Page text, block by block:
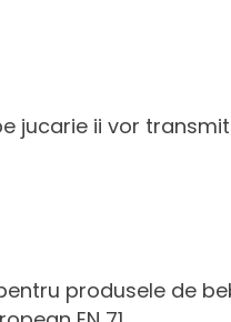
jucarie ii vor
produsele de